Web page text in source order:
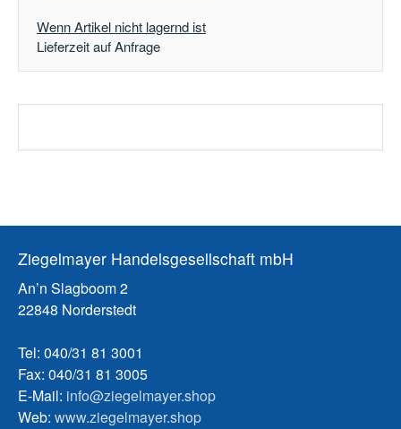
Wenn Artikel nicht lagernd ist
Lieferzeit auf Anfrage
Ziegelmayer Handelsgesellschaft mbH
An’n Slagboom 2
22848 Norderstedt
Tel: 040/31 81 3001
Fax: 040/31 81 3005
E-Mail: info@ziegelmayer.shop
Web: www.ziegelmayer.shop